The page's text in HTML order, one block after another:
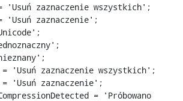
'Usuń zaznaczenie wszystkich';
'Usuń zaznaczenie';
'Usuń zaznaczenie wszystkich';
'Usuń zaznaczenie';